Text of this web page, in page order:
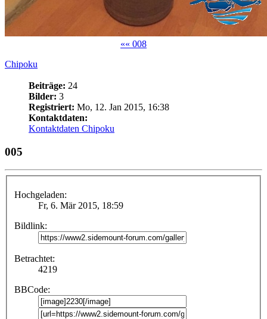
«« 008
Chipoku
Beiträge: 24
Bilder: 3
Registriert: Mo, 12. Jan 2015, 16:38
Kontaktdaten:
Kontaktdaten Chipoku
005
Hochgeladen:
Fr, 6. Mär 2015, 18:59
Bildlink:
Betrachtet:
4219
BBCode: